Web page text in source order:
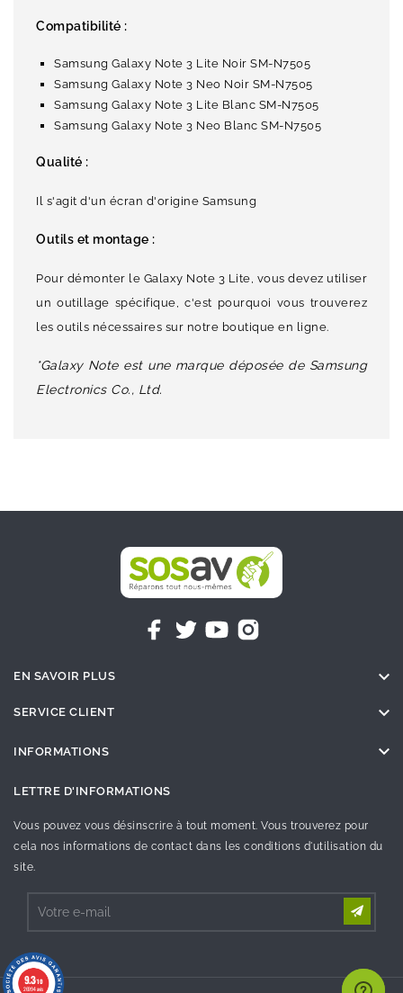
Compatibilité :
Samsung Galaxy Note 3 Lite Noir SM-N7505
Samsung Galaxy Note 3 Neo Noir SM-N7505
Samsung Galaxy Note 3 Lite Blanc SM-N7505
Samsung Galaxy Note 3 Neo Blanc SM-N7505
Qualité :
Il s'agit d'un écran d'origine Samsung
Outils et montage :
Pour démonter le Galaxy Note 3 Lite, vous devez utiliser
un outillage spécifique, c'est pourquoi vous trouverez
les outils nécessaires sur notre boutique en ligne.
*Galaxy Note est une marque déposée de Samsung
Electronics Co., Ltd.
EN SAVOIR PLUS 
SERVICE CLIENT 
INFORMATIONS 
LETTRE D'INFORMATIONS
Vous pouvez vous désinscrire à tout moment. Vous trouverez pour
cela nos informations de contact dans les conditions d'utilisation du
site.
9.3/10
26994 avis